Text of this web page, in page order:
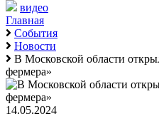
видео
Главная
События
Новости
В Московской области
фермера»
14.05.2024